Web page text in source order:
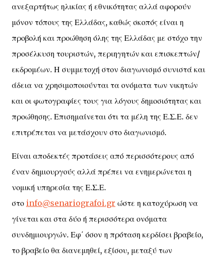
ανεξαρτήτως ηλικίας ή εθνικότητας αλλά αφορούν
μόνον τόπους της Ελλάδας, καθώς σκοπός είναι η
προβολή και προώθηση όλης της Ελλάδας με στόχο την
προσέλκυση τουριστών, περιηγητών και επισκεπτών/
εκδρομέων. Η συμμετοχή στον διαγωνισμό συνιστά και
άδεια να χρησιμοποιούνται τα ονόματα των νικητών
και οι φωτογραφίες τους για λόγους δημοσιότητας και
προώθησης. Επισημαίνεται ότι τα μέλη της Ε.Σ.Ε. δεν
επιτρέπεται να μετάσχουν στο διαγωνισμό.
Είναι αποδεκτές προτάσεις από περισσότερους από
έναν δημιουργούς αλλά πρέπει να ενημερώνεται η
νομική υπηρεσία της Ε.Σ.Ε.
στο info@senariografoi.gr ώστε η κατοχύρωση να
γίνεται και στα δύο ή περισσότερα ονόματα
συνδημιουργών. Εφ΄ όσον η πρόταση κερδίσει βραβείο,
το βραβείο θα διανεμηθεί, εξίσου, μεταξύ των